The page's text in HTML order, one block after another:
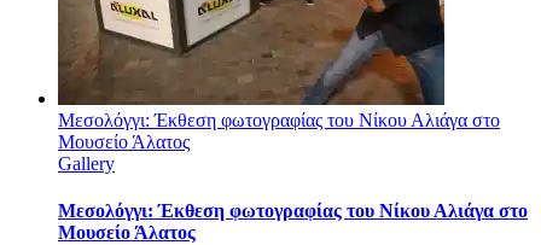
Μεσολόγγι: Έκθεση φωτογραφίας του Νίκου Αλιάγα στο
Μουσείο Άλατος
Gallery
Μεσολόγγι: Έκθεση φωτογραφίας του Νίκου Αλιάγα στο
Μουσείο Άλατος